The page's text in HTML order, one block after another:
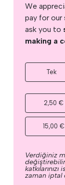
We
pay for our
ask you to
making a
Tek
2,50 €
15,00
Verdiğiniz
zaman iptal